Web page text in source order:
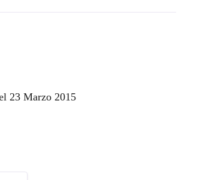
23 Marzo 2015